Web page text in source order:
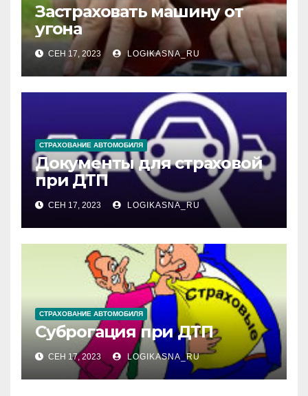
Застраховать машину от
угона
СЕН 17, 2023 LOGIKASNA_RU
СТРАХОВАНИЕ АВТОМОБИЛЯ
Документы для страховой
при ДТП
СЕН 17, 2023 LOGIKASNA_RU
СТРАХОВАНИЕ АВТОМОБИЛЯ
Суброгация при ДТП
СЕН 17, 2023 LOGIKASNA_RU